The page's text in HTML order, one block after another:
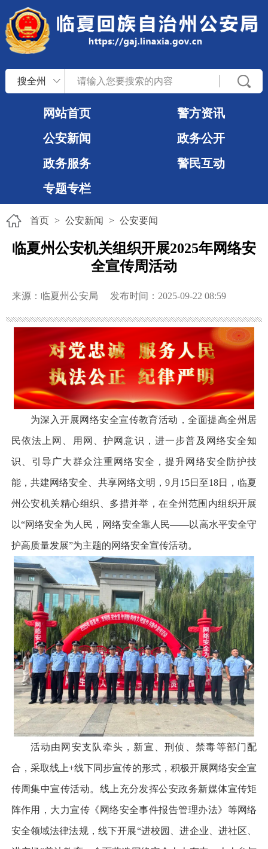
搜全州
网站首页
警方资讯
公安新闻
政务公开
政务服务
警民互动
专题专栏
首页 > 公安新闻 > 公安要闻
临夏州公安机关组织开展2025年网络安
全宣传周活动
来源：临夏州公安局 发布时间：2025-09-22 08:59
为深入开展网络安全宣传教育活动，全面提高全州居
民依法上网、用网、护网意识，进一步普及网络安全知
识、引导广大群众注重网络安全，提升网络安全防护技
能，共建网络安全、共享网络文明，9月15日至18日，临夏
州公安机关精心组织、多措并举，在全州范围内组织开展
以“网络安全为人民，网络安全靠人民——以高水平安全守
护高质量发展”为主题的网络安全宣传活动。
活动由网安支队牵头，新宣、刑侦、禁毒等部门配
合，采取线上+线下同步宣传的形式，积极开展网络安全宣
传周集中宣传活动。线上充分发挥公安政务新媒体宣传矩
阵作用，大力宣传《网络安全事件报告管理办法》等网络
安全领域法律法规，线下开展“进校园、进企业、进社区、